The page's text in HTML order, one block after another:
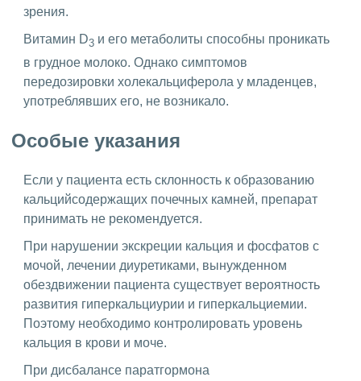
зрения.
Витамин D3 и его метаболиты способны проникать
в грудное молоко. Однако симптомов
передозировки холекальциферола у младенцев,
употреблявших его, не возникало.
Особые указания
Если у пациента есть склонность к образованию
кальцийсодержащих почечных камней, препарат
принимать не рекомендуется.
При нарушении экскреции кальция и фосфатов с
мочой, лечении диуретиками, вынужденном
обездвижении пациента существует вероятность
развития гиперкальциурии и гиперкальциемии.
Поэтому необходимо контролировать уровень
кальция в крови и моче.
При дисбалансе паратгормона